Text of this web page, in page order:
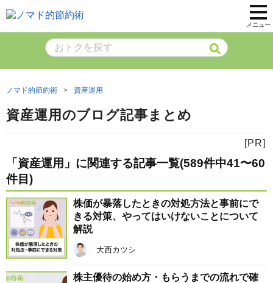
メニュー
ノマド的節約術 資産運用
資産運用のブログ記事まとめ
「資産運用」に関連する記事一覧(589件中41〜60
件目)
株価が暴落したときの対処方法と事前にで
きる対策、やってはいけないことについて
解説
大西カツシ
株主優待の始め方・もらうまでの流れで確